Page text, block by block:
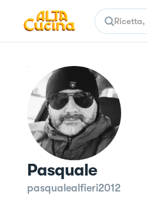
Pasquale
pasqualealfieri2012